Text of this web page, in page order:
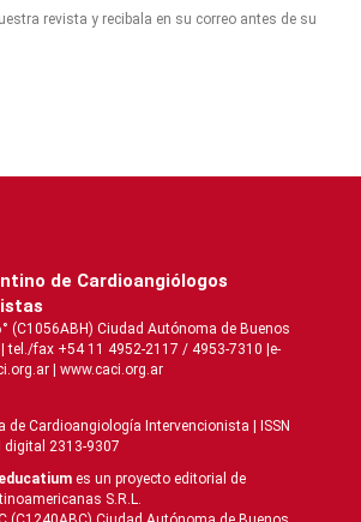
revista y recibala en su correo antes de su
de Cardioangiólogos
(C1056ABH) Ciudad Autónoma de Buenos
tel./fax +54 11 4952-2117 / 4953-7310 |e-
| www.caci.org.ar
de Cardioangiologí­a Intervencionista | ISSN
digital 2313-9307
es un proyecto editorial de
S.R.L.